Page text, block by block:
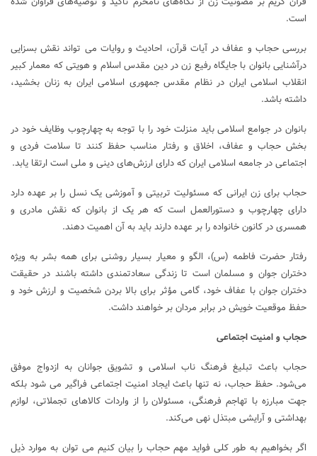
است.
بررسی حجاب و عفاف در آیات قرآن، احادیث و روایات می تواند نقش بسزایی
درآشنایی بانوان با جایگاه رفیع زن در دین مقدس اسلام و هویتی که معمار کبیر
انقلاب اسلامی ایران در نظام مقدس جمهوری اسلامی ایران به زنان بخشید،
داشته باشد.
بانوان در جوامع اسلامی باید منزلت خود را با توجه به چهارچوب وظایف خود در
بخش حجاب و عفاف، اخلاق و رفتار مناسب حفظ کنند تا سلامت فردی و
اجتماعی در جامعه اسلامی ایران که دارای ارزش‌های دینی و ملی است ارتقا یابد.
حجاب برای زن ایرانی که مسئولیت تربیتی و آموزشی یک نسل را بر عهده دارد
دارای چهارچوب و دستورالعمل است که هر یک از بانوان که نقش مادری و
همسری در کانون خانواده را بر عهده دارند باید به آن اهمیت دهند.
رفتار حضرت فاطمه (س)، الگو و معیار بسیار روشنی برای همه بشر به ویژه
دختران جوان و مسلمان است تا زندگی سعادتمندی داشته باشند در حقیقت
دختران جوان با عفاف خود، گامی مؤثر برای بالا بردن شخصیت و ارزش خود و
حفظ موقعیت خویش در برابر مردان بر خواهند داشت.
حجاب و امنیت اجتماعی
حجاب باعث تبلیغ فرهنگ ناب اسلامی و تشویق جوانان به ازدواج موفق
می‌شود. حفظ حجاب، نه تنها باعث ایجاد امنیت اجتماعی فراگیر می شود بلکه
جهت مبارزه با تهاجم فرهنگی، مسئولان را از واردات کالاهای تجملاتی، لوازم
بهداشتی و آرایشی مبتذل نهی می‌کند.
اگر بخواهیم به طور کلی فواید مهم حجاب را بیان کنیم می توان به موارد ذیل